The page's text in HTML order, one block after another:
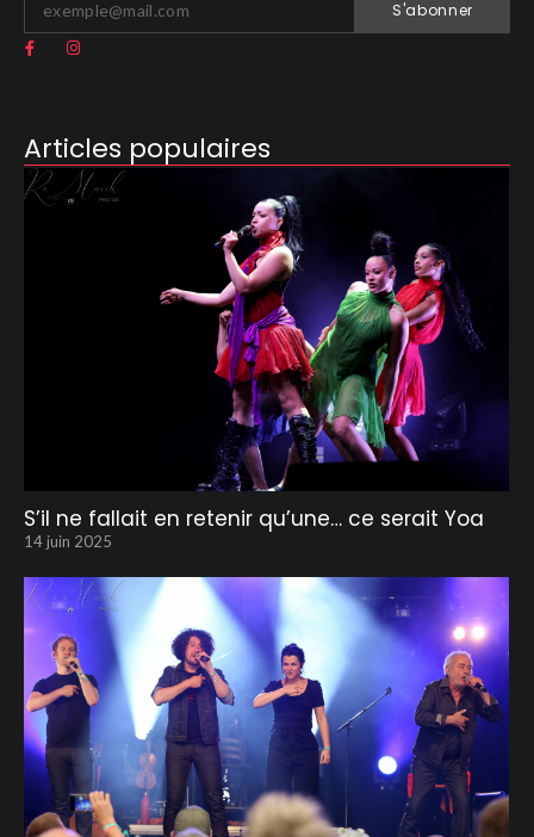
S'abonner
Articles populaires
S’il ne fallait en retenir qu’une… ce serait Yoa
14 juin 2025